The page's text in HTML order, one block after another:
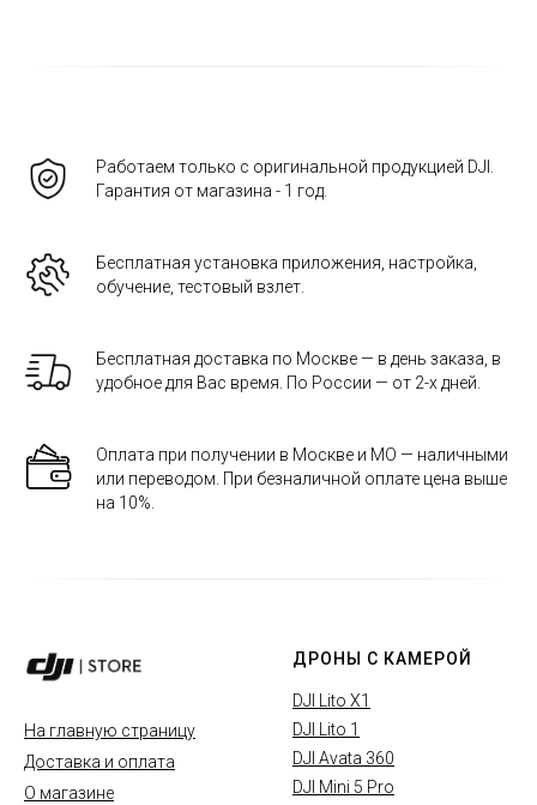
Работаем только с оригинальной продукцией DJI.
Гарантия от магазина - 1 год.
Бесплатная установка приложения, настройка,
обучение, тестовый взлет.
Бесплатная доставка по Москве — в день заказа, в
удобное для Вас время. По России — от 2-х дней.
Оплата при получении в Москве и МО — наличными
или переводом. При безналичной оплате цена выше
на 10%.
На главную страницу
Доставка и оплата
О магазине
ДРОНЫ С КАМЕРОЙ
DJI Lito X1
DJI Lito 1
DJI Avata 360
DJI Mini 5 Pro